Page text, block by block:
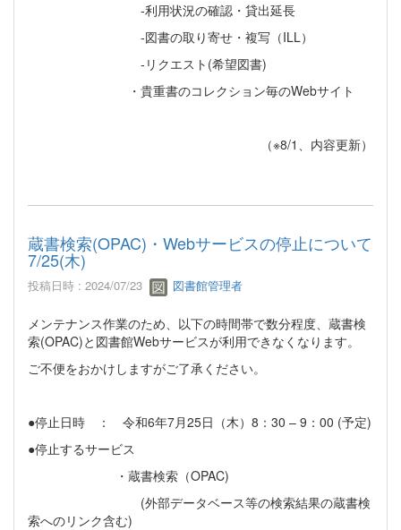
‐利用状況の確認・貸出延長
‐図書の取り寄せ・複写（ILL）
‐リクエスト(希望図書)
・貴重書のコレクション毎のWebサイト
（※8/1、内容更新）
蔵書検索(OPAC)・Webサービスの停止について
7/25(木)
投稿日時 : 2024/07/23 図書館管理者
メンテナンス作業のため、以下の時間帯で数分程度、蔵書検
索(OPAC)と図書館Webサービスが利用できなくなります。
ご不便をおかけしますがご了承ください。
●停止日時 ： 令和6年7月25日（木）8：30 – 9：00 (予定)
●停止するサービス
・蔵書検索（OPAC)
(外部データベース等の検索結果の蔵書検
索へのリンク含む)